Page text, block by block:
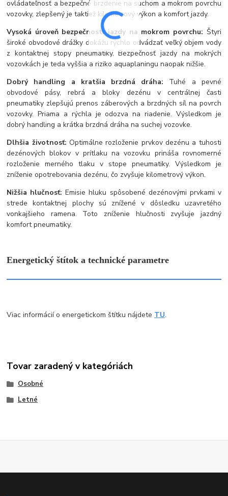
ovládateľnosť a bezpečné brzdenie na suchom a mokrom povrchu
vozovky, zlepšený je taktiež kilometrový výkon a komfort jazdy.
Vysoká úroveň bezpečnosti jazdy na mokrom povrchu: Štyri
široké obvodové drážky dokážu rýchlo odvádzať veľký objem vody
z kontaktnej stopy pneumatiky. Bezpečnosť jazdy na mokrých
vozovkách je teda vyššia a riziko aquaplaningu naopak nižšie.
Dobrý handling a kratšia brzdná dráha: Tuhé a pevné
obvodové pásy, rebrá a bloky dezénu v centrálnej časti
pneumatiky zlepšujú prenos záberových a brzdných síl na povrch
vozovky. Priama a rýchla je odozva na riadenie. Výsledkom je
dobrý handling a krátka brzdná dráha na suchej vozovke.
Dlhšia životnosť: Optimálne rozloženie prvkov dezénu a tuhosti
dezénových blokov v prítlaku na vozovku prináša rovnomerné
rozloženie merného tlaku v stope pneumatiky. Výsledkom je
zníženie opotrebovania dezénu, čo zvyšuje kilometrový výkon.
Nižšia hlučnosť: Emisie hluku spôsobené dezénovými prvkami v
strede kontaktnej plochy sú znížené v dôsledku uzavretého
vonkajšieho ramena. Toto zníženie hlučnosti zvyšuje jazdný
komfort pneumatiky.
Energetický štítok a technické parametre
Viac informácií o energetickom štítku nájdete TU.
Tovar zaradený v kategóriách
Osobné
Letné